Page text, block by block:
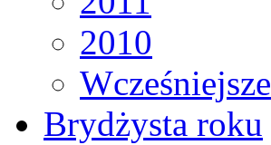
2010
Wcześniejsze
Brydżysta roku